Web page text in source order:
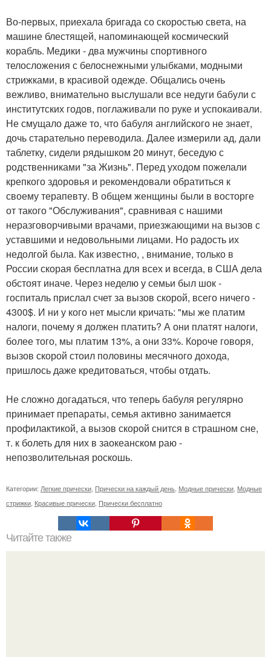
Во-первых, приехала бригада со скоростью света, на
машине блестящей, напоминающей космический
корабль. Медики - два мужчины спортивного
телосложения с белоснежными улыбками, модными
стрижками, в красивой одежде. Общались очень
вежливо, внимательно выслушали все недуги бабули с
институтских годов, поглаживали по руке и успокаивали.
Не смущало даже то, что бабуля английского не знает,
дочь старательно переводила. Далее измерили ад, дали
таблетку, сидели рядышком 20 минут, беседую с
родственниками "за Жизнь". Перед уходом пожелали
крепкого здоровья и рекомендовали обратиться к
своему терапевту. В общем женщины были в восторге
от такого "Обслуживания", сравнивая с нашими
неразговорчивыми врачами, приезжающими на вызов с
уставшими и недовольными лицами. Но радость их
недолгой была. Как известно, , внимание, только в
России скорая бесплатна для всех и всегда, в США дела
обстоят иначе. Через неделю у семьи был шок -
госпиталь прислал счет за вызов скорой, всего ничего -
4300$. И ни у кого нет мысли кричать: "мы же платим
налоги, почему я должен платить? А они платят налоги,
более того, мы платим 13%, а они 33%. Короче говоря,
вызов скорой стоил половины месячного дохода,
пришлось даже кредитоваться, чтобы отдать.
Не сложно догадаться, что теперь бабуля регулярно
принимает препараты, семья активно занимается
профилактикой, а вызов скорой снится в страшном сне,
т. к болеть для них в заокеанском раю -
непозволительная роскошь.
Категории: Легкие прически Прически на каждый день Модные прически Модные
стрижки Красивые прически Прически бесплатно
Читайте также